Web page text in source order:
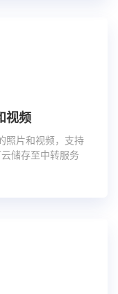
视频
照片和视频，支持
储存至中转服务